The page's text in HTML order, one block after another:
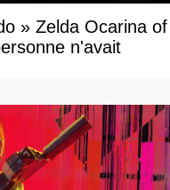
» Zelda Ocarina of
n'avait